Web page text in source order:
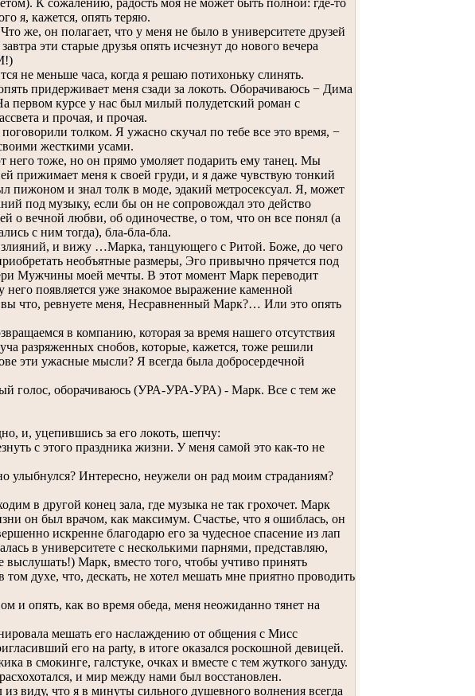
К сожалению, радость моя не может быть полной: где-то
я, кажется, опять теряю.
же, он полагает, что у меня не было в университете друзей
эти старые друзья опять исчезнут до нового вечера
не меньше часа, когда я решаю потихоньку слинять.
придерживает меня сзади за локоть. Оборачиваюсь − Дима
курсе у нас был милый полудетский роман с
и прочая, и прочая.
толком. Я ужасно скучал по тебе все это время, −
жесткими усами.
него тоже, но он прямо умоляет подарить ему танец. Мы
прижимает меня к своей груди, и я даже чувствую тонкий
пижоном и знал толк в моде, эдакий метросексуал. Я, может
под музыку, если бы он не сопровождал это действо
о вечной любви, об одиночестве, о том, что он все понял (а
с ним тогда), бла-бла-бла.
и вижу …Марка, танцующего с Ритой. Боже, до чего
необъятные размеры, Эго привычно прячется под
Мужчины моей мечты. В этот момент Марк переводит
появляется уже знакомое выражение каменной
вы что, ревнуете меня, Несравненный Марк?… Или это опять
в компанию, которая за время нашего отсутствия
разряженных снобов, которые, кажется, тоже решили
эти ужасные мысли? Я всегда была добросердечной
голос, оборачиваюсь (УРА-УРА-УРА) - Марк. Все с тем же
и, уцепившись за его локоть, шепчу:
с этого праздника жизни. У меня самой это как-то не
улыбнулся? Интересно, неужели он рад моим страданиям?
в другой конец зала, где музыка не так грохочет. Марк
он был врачом, как максимум. Счастье, что я ошиблась, он
искренне благодарю его за чудесное спасение из лап
в университете с несколькими парнями, представляю,
Марк, вместо того, чтобы учтиво принять
духе, что, дескать, не хотел мешать мне приятно проводить
и опять, как во время обеда, меня неожиданно тянет на
мешать его наслаждению от общения с Мисс
его на party, в итоге оказался роскошной девицей.
в смокинге, галстуке, очках и вместе с тем жуткого зануду.
и мир между нами был восстановлен.
виду, что я в минуты сильного душевного волнения всегда